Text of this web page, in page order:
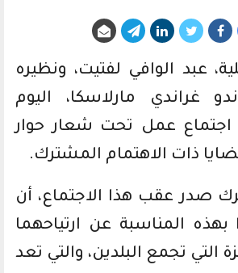
عبد الوافي لفتيت، ونظيره
غراندي مارلاسكا، اليوم
اجتماع عمل تحت شعار حوار
ذات الاهتمام المشترك.
صدر عقب هذا الاجتماع، أن
بهذه المناسبة عن ارتياحهما
التي تجمع البلدين، والتي تعد